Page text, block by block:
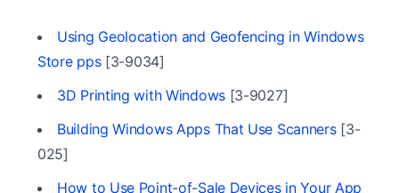
Using Geolocation and Geofencing in Windows
Store pps[3-9034]
3D Printing with Windows[3-9027]
Building Windows Apps That Use Scanners[3-
025]
How to Use Point-of-Sale Devices in Your App